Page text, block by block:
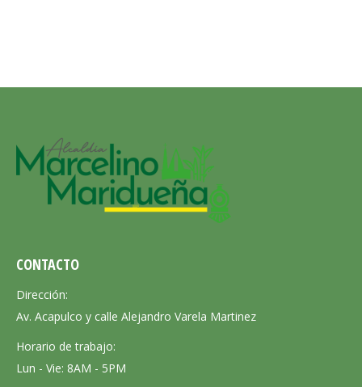
CONTACTO
Dirección:
Av. Acapulco y calle Alejandro Varela Martinez
Horario de trabajo:
Lun - Vie: 8AM - 5PM